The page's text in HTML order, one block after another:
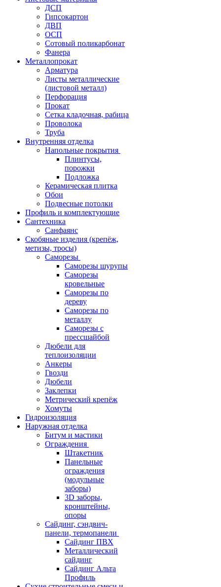
ДСП
Гипсокартон
ДВП
ОСП
Сотовый поликарбонат
Фанера
Металлопрокат
Арматура
Листы металлические
(листовой металл)
Перфорация
Прокат
Сетка кладочная, рабица
Проволока
Труба
Внутренняя отделка
Напольные покрытия
Плинтусы,
порожки
Подложка
Керамическая плитка
Обои
Подвесные потолки
Профиль и комплектующие
Сантехника
Санфаянс
Скобяные изделия (крепёж,
метизы, тросы)
Саморезы
Саморезы шурупы
Саморезы
кровельные
Саморезы по
дереву
Саморезы по
металлу
Саморезы с
прессшайбой
Дюбели для
теплоизоляции
Анкеры
Гвозди
Дюбели
Заклепки
Метрический крепёж
Хомуты
Гидроизоляция
Наружная отделка
Битум и мастики
Ограждения
Штакетник
Панельные
ограждения
(модульные
заборы)
3D заборы,
кронштейны,
опоры
Cайдинг, сэндвич-
панели, термопанели
Сайдинг ПВХ
Металлический
сайдинг
Сайдинг Альта
Профиль